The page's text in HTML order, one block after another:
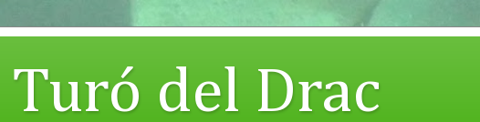
Turó del Drac